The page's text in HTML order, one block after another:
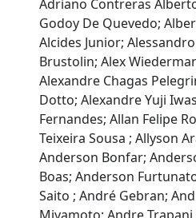
Adriano Contreras
Godoy De Quevedo;
Alcides Junior;
Brustolin; Alex
Alexandre Chagas
Dotto; Alexandre Yuji
Fernandes; Allan Felipe
Teixeira Sousa ; Allyson
Anderson Bonfar;
Boas; Anderson
Saito ; André Gebran;